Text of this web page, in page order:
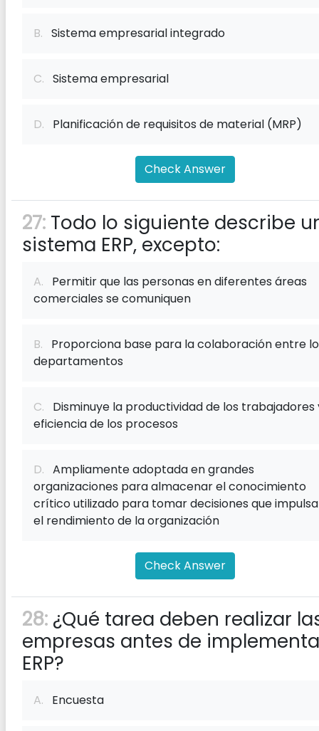
B. Sistema empresarial integrado
C. Sistema empresarial
D. Planificación de requisitos de material (MRP)
Check Answer
27: Todo lo siguiente describe
sistema ERP, excepto:
A. Permitir que las personas en diferentes áreas
comerciales se comuniquen
B. Proporciona base para la colaboración entre
departamentos
C. Disminuye la productividad de los trabajadores
eficiencia de los procesos
D. Ampliamente adoptada en grandes
organizaciones para almacenar el conocimiento
crítico utilizado para tomar decisiones que
el rendimiento de la organización
Check Answer
28: ¿Qué tarea deben realizar
empresas antes de
ERP?
A. Encuesta